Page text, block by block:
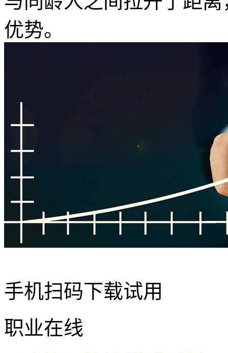
优势。
手机扫码下载试用
职业在线